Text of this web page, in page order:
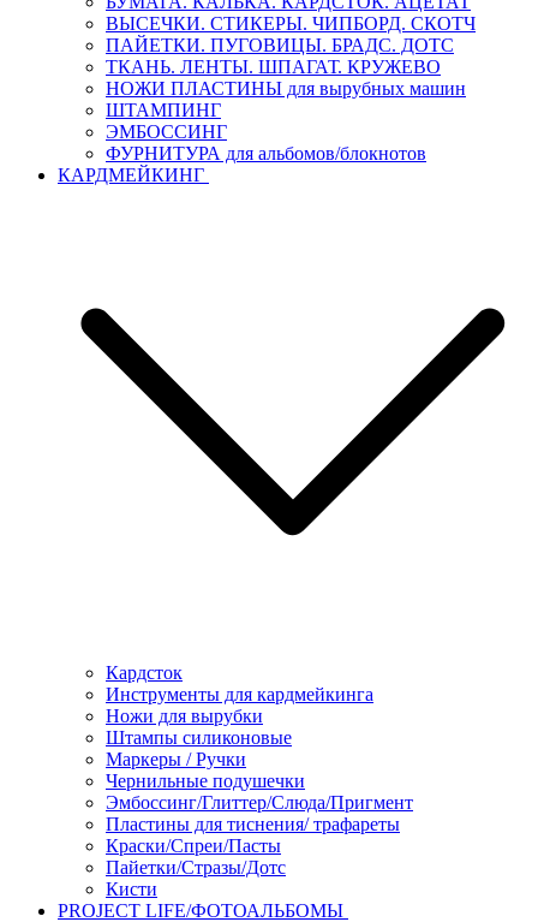
ВЫСЕЧКИ. СТИКЕРЫ. ЧИПБОРД. СКОТЧ
ПАЙЕТКИ. ПУГОВИЦЫ. БРАДС. ДОТС
ТКАНЬ. ЛЕНТЫ. ШПАГАТ. КРУЖЕВО
НОЖИ ПЛАСТИНЫ для вырубных машин
ШТАМПИНГ
ЭМБОССИНГ
ФУРНИТУРА для альбомов/блокнотов
КАРДМЕЙКИНГ
Кардсток
Инструменты для кардмейкинга
Ножи для вырубки
Штампы силиконовые
Маркеры / Ручки
Чернильные подушечки
Эмбоссинг/Глиттер/Слюда/Пригмент
Пластины для тиснения/ трафареты
Краски/Спреи/Пасты
Пайетки/Стразы/Дотс
Кисти
PROJECT LIFE/ФОТОАЛЬБОМЫ